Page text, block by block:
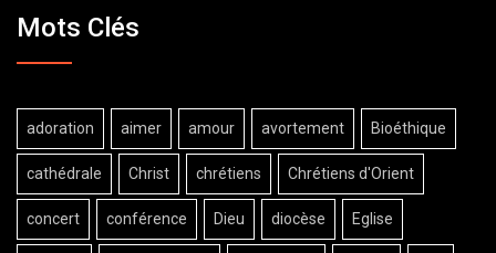
Mots Clés
adoration aimer amour avortement Bioéthique
cathédrale Christ chrétiens Chrétiens d'Orient
concert conférence Dieu diocèse Eglise